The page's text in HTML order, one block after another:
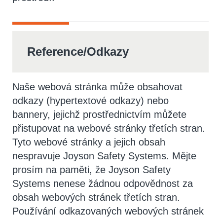
Reference/Odkazy
Naše webová stránka může obsahovat
odkazy (hypertextové odkazy) nebo
bannery, jejichž prostřednictvím můžete
přistupovat na webové stránky třetích stran.
Tyto webové stránky a jejich obsah
nespravuje Joyson Safety Systems. Mějte
prosím na paměti, že Joyson Safety
Systems nenese žádnou odpovědnost za
obsah webových stránek třetích stran.
Používání odkazovaných webových stránek